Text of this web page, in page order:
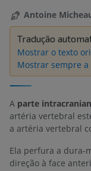
Antoine
Tradução
Mostrar o texto
Mostrar sempre
A parte
artéria vertebral
a artéria vertebral
Ela perfura a dura-
direção à face